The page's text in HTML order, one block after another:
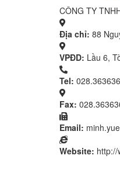
CÔNG TY
Địa chỉ: 88
VPĐD: Lầu 6,
Tel:
Fax:
Email:
Website: http://